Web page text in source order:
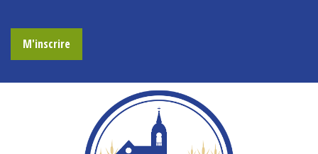
M'inscrire